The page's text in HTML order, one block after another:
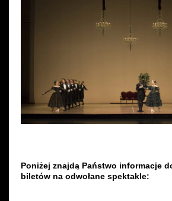
Poniżej znajdą Państwo informacje
biletów na odwołane spektakle: